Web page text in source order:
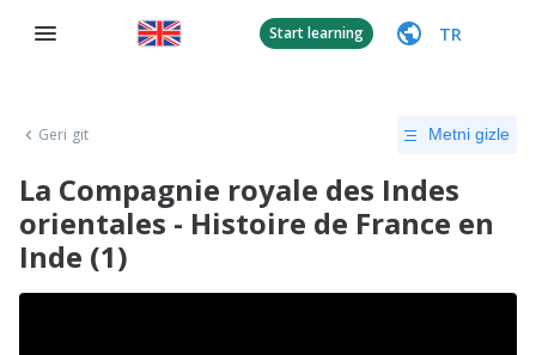
Start learning TR
Geri git Metni gizle
La Compagnie royale des Indes
orientales - Histoire de France en
Inde (1)